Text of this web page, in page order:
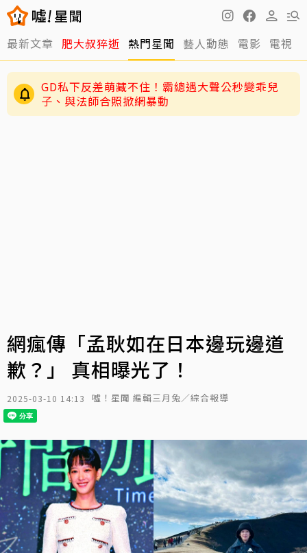
最新文章 肥大叔猝逝 熱門星聞 藝人動態 電影 電視
周渝民護女超狂！放話未來女婿千萬聘金才行
網瘋傳「孟耿如在日本邊玩邊道
歉？」 真相曝光了！
2025-03-10 14:13 噓！星聞 編輯三月兔／綜合報導